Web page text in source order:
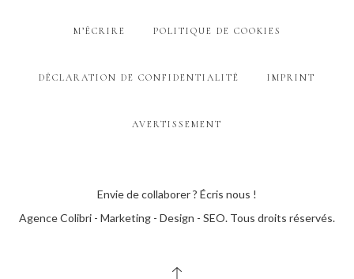
M’ÉCRIRE POLITIQUE DE COOKIES
DÉCLARATION DE CONFIDENTIALITÉ IMPRINT
AVERTISSEMENT
Envie de collaborer ? Écris nous !
Agence Colibri - Marketing - Design - SEO. Tous droits réservés.